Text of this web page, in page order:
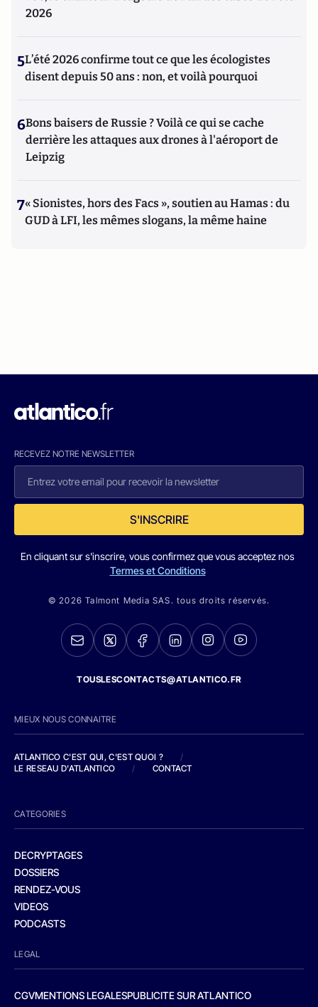
2026
5L’été 2026 confirme tout ce que les écologistes
disent depuis 50 ans : non, et voilà pourquoi
6Bons baisers de Russie ? Voilà ce qui se cache
derrière les attaques aux drones à l'aéroport de
Leipzig
7« Sionistes, hors des Facs », soutien au Hamas : du
GUD à LFI, les mêmes slogans, la même haine
RECEVEZ NOTRE NEWSLETTER
S'INSCRIRE
En cliquant sur s'inscrire, vous confirmez que vous acceptez nos
Termes et Conditions
© 2026 Talmont Media SAS. tous droits réservés.
TOUSLESCONTACTS@ATLANTICO.FR
MIEUX NOUS CONNAITRE
ATLANTICO C'EST QUI, C'EST QUOI ?
/
LE RESEAU D'ATLANTICO
/ CONTACT
CATEGORIES
DECRYPTAGES
DOSSIERS
RENDEZ-VOUS
VIDEOS
PODCASTS
LEGAL
CGVMENTIONS LEGALESPUBLICITE SUR ATLANTICO